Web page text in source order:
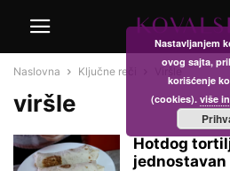
Naslovna Ključne reči Viršle
viršle
Hotdog
Nastavljanjem
ovog sajta,
korišćenje
(cookies). više